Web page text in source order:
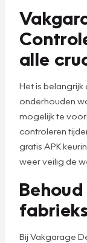
alle
Het is
onderhouden
mogelijk te
controleren
gratis APK
weer veilig de
Bij Vakgarage